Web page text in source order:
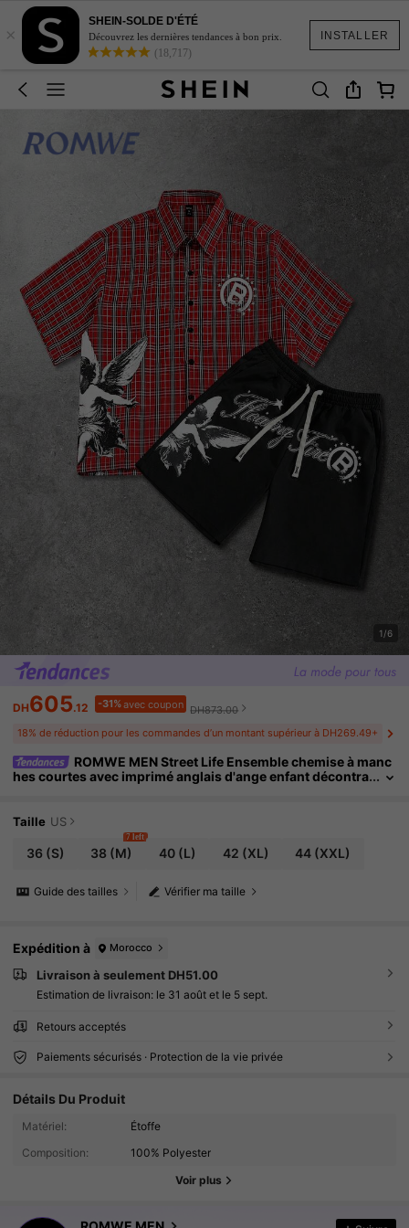
INSTALLER
×
SHEIN-SOLDE D'ÉTÉ
Découvrez les dernières tendances à bon prix.
(18,717)
1/6
DH605.12 -31%avec coupon DH873.00
18% de réduction pour les commandes d’un montant supérieur à DH269.49+
ROMWE MEN Street Life Ensemble chemise à manc
hes courtes avec imprimé anglais d'ange enfant décontra
Taille US
36 (S) 38 (M)
7 left
40(L) 42 (XL) 44 (XXL)
Vérifier ma taille
Guide des tailles
Expédition à Morocco
Livraison à seulement DH51.00
Estimation de livraison: le 31 août et le 5 sept.
Retours acceptés
Paiements sécurisés · Protection de la vie privée
Détails Du Produit
Matériel:
Étoffe
Composition:
100% Polyester
Voir plus
669K Suiveurs
669K Suiveurs